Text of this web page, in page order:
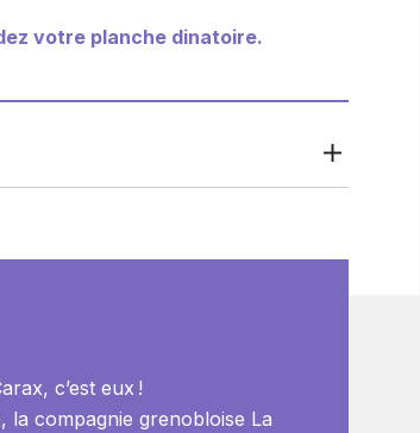
votre planche dinatoire.
c’est eux !
la compagnie grenobloise La